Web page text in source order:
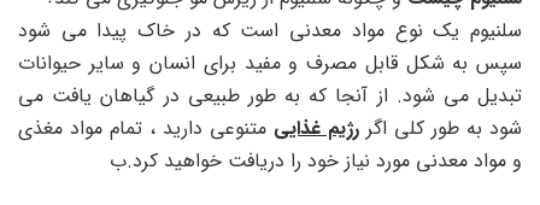
سلنیوم یک نوع مواد معدنی است که در خاک پیدا می شود
سپس به شکل قابل مصرف و مفید برای انسان و سایر حیوانات
تبدیل می شود. از آنجا که به طور طبیعی در گیاهان یافت می
شود به طور کلی اگر رژیم غذایی متنوعی دارید ، تمام مواد مغذی
و مواد معدنی مورد نیاز خود را دریافت خواهید کرد.ب